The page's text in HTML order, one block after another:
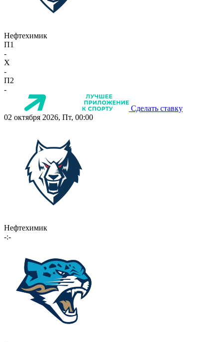
Нефтехимик
П1
-
X
-
П2
-
Сделать ставку
02 октября 2026, Пт, 00:00
Нефтехимик
-:-